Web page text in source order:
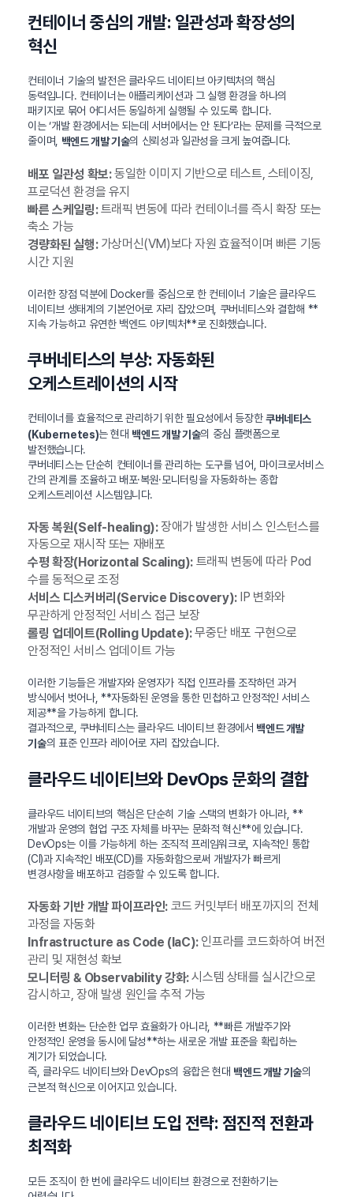
컨테이너 중심의 개발: 일관성과 확장성의
혁신
컨테이너 기술의 발전은 클라우드 네이티브 아키텍처의 핵심
동력입니다. 컨테이너는 애플리케이션과 그 실행 환경을 하나의
패키지로 묶어 어디서든 동일하게 실행될 수 있도록 합니다.
이는 ‘개발 환경에서는 되는데 서버에서는 안 된다’라는 문제를 극적으로
줄이며, 백엔드 개발 기술의 신뢰성과 일관성을 크게 높여줍니다.
배포 일관성 확보:동일한 이미지 기반으로 테스트, 스테이징,
프로덕션 환경을 유지
빠른 스케일링:트래픽 변동에 따라 컨테이너를 즉시 확장 또는
축소 가능
경량화된 실행:가상머신(VM)보다 자원 효율적이며 빠른 기동
시간 지원
이러한 장점 덕분에 Docker를 중심으로 한 컨테이너 기술은 클라우드
네이티브 생태계의 기본언어로 자리 잡았으며, 쿠버네티스와 결합해 **
지속 가능하고 유연한 백엔드 아키텍처**로 진화했습니다.
쿠버네티스의 부상: 자동화된
오케스트레이션의 시작
컨테이너를 효율적으로 관리하기 위한 필요성에서 등장한쿠버네티스
(Kubernetes)는 현대 백엔드 개발 기술의 중심 플랫폼으로
발전했습니다.
쿠버네티스는 단순히 컨테이너를 관리하는 도구를 넘어, 마이크로서비스
간의 관계를 조율하고 배포·복원·모니터링을 자동화하는 종합
오케스트레이션 시스템입니다.
자동 복원(Self-healing):장애가 발생한 서비스 인스턴스를
자동으로 재시작 또는 재배포
수평 확장(Horizontal Scaling):트래픽 변동에 따라 Pod
수를 동적으로 조정
서비스 디스커버리(Service Discovery):IP 변화와
무관하게 안정적인 서비스 접근 보장
롤링 업데이트(Rolling Update):무중단 배포 구현으로
안정적인 서비스 업데이트 가능
이러한 기능들은 개발자와 운영자가 직접 인프라를 조작하던 과거
방식에서 벗어나, **자동화된 운영을 통한 민첩하고 안정적인 서비스
제공**을 가능하게 합니다.
결과적으로, 쿠버네티스는 클라우드 네이티브 환경에서 백엔드 개발
기술의 표준 인프라 레이어로 자리 잡았습니다.
클라우드 네이티브와 DevOps 문화의 결합
클라우드 네이티브의 핵심은 단순히 기술 스택의 변화가 아니라, **
개발과 운영의 협업 구조 자체를 바꾸는 문화적 혁신**에 있습니다.
DevOps는 이를 가능하게 하는 조직적 프레임워크로, 지속적인 통합
(CI)과 지속적인 배포(CD)를 자동화함으로써 개발자가 빠르게
변경사항을 배포하고 검증할 수 있도록 합니다.
자동화 기반 개발 파이프라인:코드 커밋부터 배포까지의 전체
과정을 자동화
Infrastructure as Code (IaC):인프라를 코드화하여 버전
관리 및 재현성 확보
모니터링 & Observability 강화:시스템 상태를 실시간으로
감시하고, 장애 발생 원인을 추적 가능
이러한 변화는 단순한 업무 효율화가 아니라, **빠른 개발주기와
안정적인 운영을 동시에 달성**하는 새로운 개발 표준을 확립하는
계기가 되었습니다.
즉, 클라우드 네이티브와 DevOps의 융합은 현대 백엔드 개발 기술의
근본적 혁신으로 이어지고 있습니다.
클라우드 네이티브 도입 전략: 점진적 전환과
최적화
모든 조직이 한 번에 클라우드 네이티브 환경으로 전환하기는